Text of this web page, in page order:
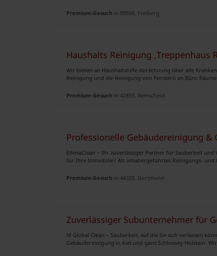
Premium-Gesuch in 09599, Freiberg
Haushalts Reinigung ,Treppenhaus
Wir bieten an Haushaltshilfe Abrechnung über alle
Reinigung und die Reinigung von Fenstern an,Büro
Premium-Gesuch in 42855, Remscheid
Professionelle Gebäudereinigung &
EllenaClean – Ihr zuverlässiger Partner für Sauberkeit
für Ihre Immobilie? Als inhabergeführtes Reinigungs- und
Premium-Gesuch in 44328, Dortmund
Zuverlässiger Subunternehmer für
M Global Clean – Sauberkeit, auf die Sie sich verlassen
Gebäudereinigung in Kiel und ganz Schleswig-Holstein.